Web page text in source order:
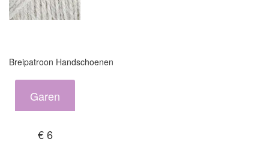
Breipatroon Handschoenen
Garen
€ 6